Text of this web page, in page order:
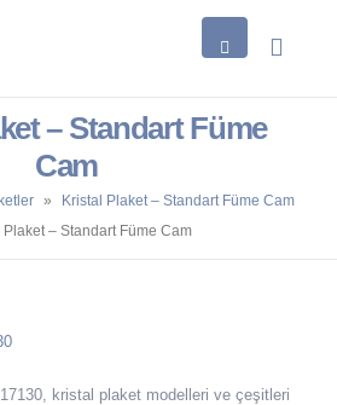
– Standart Füme
Cam
»
Kristal Plaket – Standart Füme Cam
Plaket – Standart Füme Cam
kristal plaket modelleri ve çeşitleri